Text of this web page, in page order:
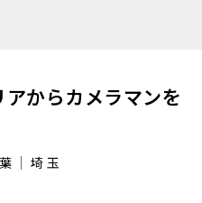
からカメラマンを
埼 玉